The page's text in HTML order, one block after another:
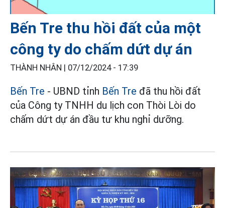
Bến Tre thu hồi đất của một
công ty do chấm dứt dự án
THÀNH NHÂN | 07/12/2024 - 17:39
Bến Tre - UBND tỉnh Bến Tre đã thu hồi đất
của Công ty TNHH du lịch con Thòi Lòi do
chấm dứt dự án đầu tư khu nghỉ dưỡng.